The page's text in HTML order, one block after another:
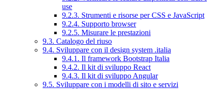
use
9.2.3. Strumenti e risorse per CSS e JavaScript
9.2.4. Supporto browser
9.2.5. Misurare le prestazioni
9.3. Catalogo del riuso
9.4. Sviluppare con il design system .italia
9.4.1. Il framework Bootstrap Italia
9.4.2. Il kit di sviluppo React
9.4.3. Il kit di sviluppo Angular
9.5. Sviluppare con i modelli di sito e servizi